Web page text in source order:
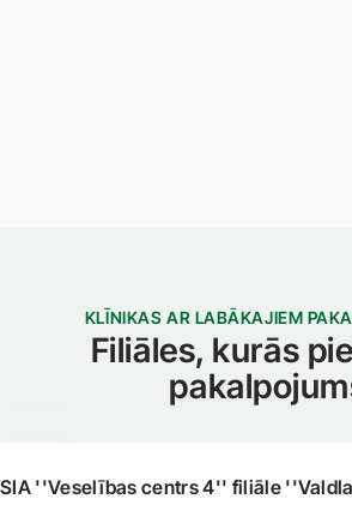
KLĪNIKAS AR LABĀKAJIEM
Filiāles, kurās
SIA ''Veselības centrs 4'' filiāle